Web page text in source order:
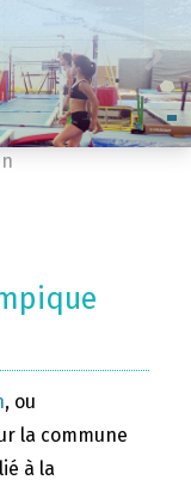
, ou
la commune
à la